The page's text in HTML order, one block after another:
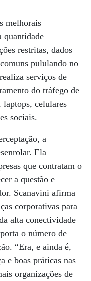
melhorais
quantidade
restritas, dados
pululando no
serviços de
do tráfego de
laptops, celulares
sociais.
a
Ela
que contratam o
a questão e
Scanavini afirma
corporativas para
alta conectividade
o número de
“Era, e ainda é,
e boas práticas nas
organizações de